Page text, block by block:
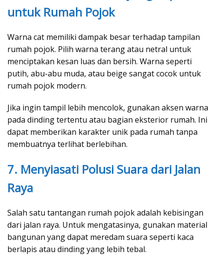
untuk Rumah Pojok
Warna cat memiliki dampak besar terhadap tampilan
rumah pojok. Pilih warna terang atau netral untuk
menciptakan kesan luas dan bersih. Warna seperti
putih, abu-abu muda, atau beige sangat cocok untuk
rumah pojok modern.
Jika ingin tampil lebih mencolok, gunakan aksen warna
pada dinding tertentu atau bagian eksterior rumah. Ini
dapat memberikan karakter unik pada rumah tanpa
membuatnya terlihat berlebihan.
7. Menyiasati Polusi Suara dari Jalan
Raya
Salah satu tantangan rumah pojok adalah kebisingan
dari jalan raya. Untuk mengatasinya, gunakan material
bangunan yang dapat meredam suara seperti kaca
berlapis atau dinding yang lebih tebal.